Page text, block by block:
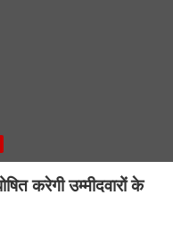
करेगी उम्मीदवारों के